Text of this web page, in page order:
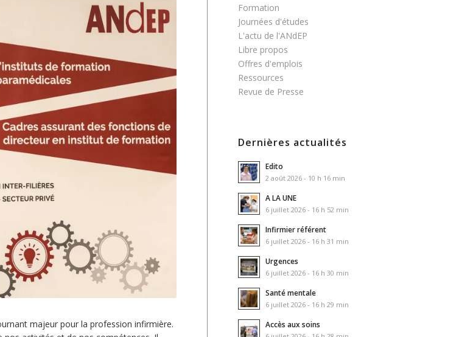
majeur pour la profession infirmière.
Formation
Journées d'études
L'actu de l'ANdEP
Libre propos
Offres d'emplois
Ressources
Revue de Presse
Dernières actualités
Edito
2 août 2026 - 10 h 16 min
A LA UNE
6 juillet 2026 - 16 h 52 min
Infirmier référent
6 juillet 2026 - 16 h 31 min
Urgences
6 juillet 2026 - 16 h 30 min
Santé mentale
6 juillet 2026 - 16 h 29 min
Accès aux soins